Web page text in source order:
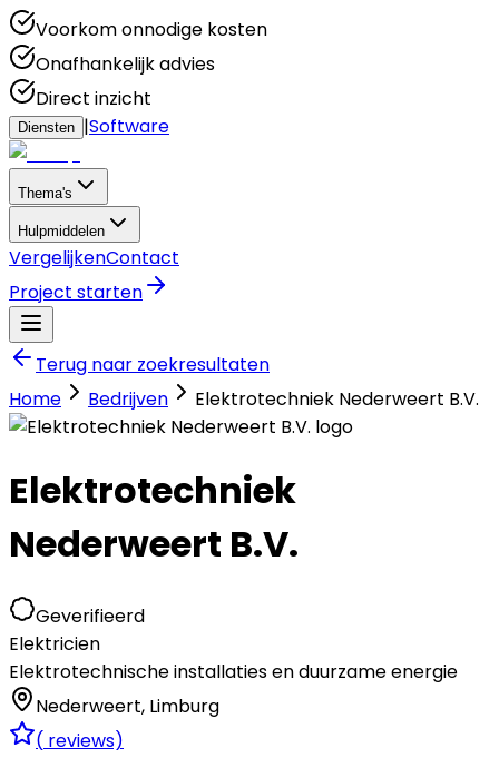
Voorkom onnodige kosten
Onafhankelijk advies
Direct inzicht
Diensten |Software
Thema's
Hulpmiddelen
VergelijkenContact
Project starten
Terug naar zoekresultaten
Home
Bedrijven Elektrotechniek Nederweert B.V.
Elektrotechniek
Nederweert B.V.
Geverifieerd
Elektricien
Elektrotechnische installaties en duurzame energie
Nederweert, Limburg
( reviews)